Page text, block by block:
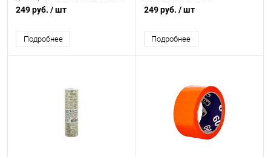
х 5м
249 руб. / шт
Подробнее
249 руб. / шт
Подробнее